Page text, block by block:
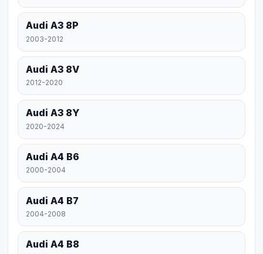
Audi A3 8P
2003-2012
Audi A3 8V
2012-2020
Audi A3 8Y
2020-2024
Audi A4 B6
2000-2004
Audi A4 B7
2004-2008
Audi A4 B8